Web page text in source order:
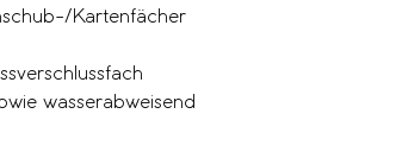
Kartenfächer
wasserabweisend